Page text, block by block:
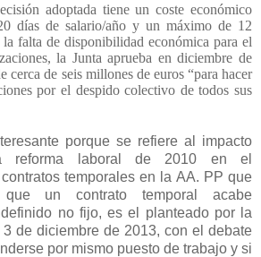
adoptada tiene un coste económico
días de salario/año y un máximo de 12
la falta de disponibilidad económica para el
la Junta aprueba en diciembre de
cerca de seis millones de euros “para hacer
por el despido colectivo de todos sus
porque se refiere al impacto
reforma laboral de 2010 en el
temporales en la AA. PP que
un contrato temporal acabe
no fijo, es el planteado por la
de diciembre de 2013, con el debate
por mismo puesto de trabajo y si